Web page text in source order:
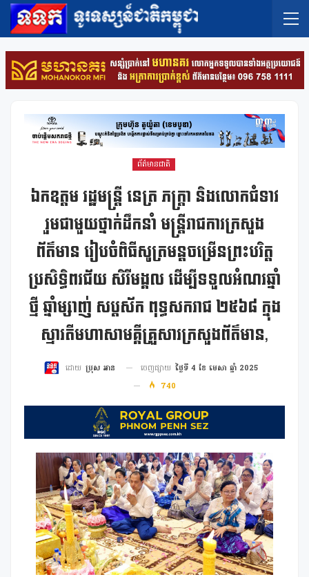
ព័ត៌មានជាតិ
ឯកឧត្តម រដ្ឋមន្ត្រី នេត្រ ភក្ត្រា និងលោកជំទាវ
រួមជាមួយថ្នាក់ដឹកនាំ មន្ត្រីរាជការក្រសួង
ព័ត៌មាន រៀបចំពិធីសូត្រមន្តចម្រើនព្រះបរិត្ត
ប្រសិទ្ធិពរជ័យ សិរីមង្គល ដើម្បីទទួលអំណរឆ្នាំ
ថ្មី ឆ្នាំម្សាញ់ សប្តស័ក ពុទ្ធសករាជ ២៥៦៨ ក្នុង
ស្មារតីមហាសាមគ្គីគ្រួសារក្រសួងព័ត៌មាន,
ដោយ ប្រុស អាន ចេញផ្សាយ ថ្ងៃទី 4 ខែ មេសា ឆ្នាំ 2025
740